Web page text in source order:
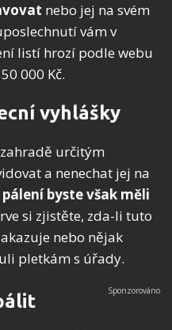
nebo jej na svém
vám v
listí hrozí podle webu
000 Kč.
vyhlášky
určitým
a nenechat jej na
byste však měli
si zjistěte, zda-li tuto
nebo nějak
pletkám s úřady.